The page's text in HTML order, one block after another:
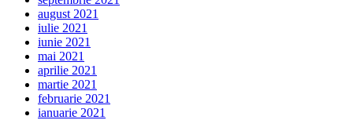
august 2021
iulie 2021
iunie 2021
mai 2021
aprilie 2021
martie 2021
februarie 2021
ianuarie 2021